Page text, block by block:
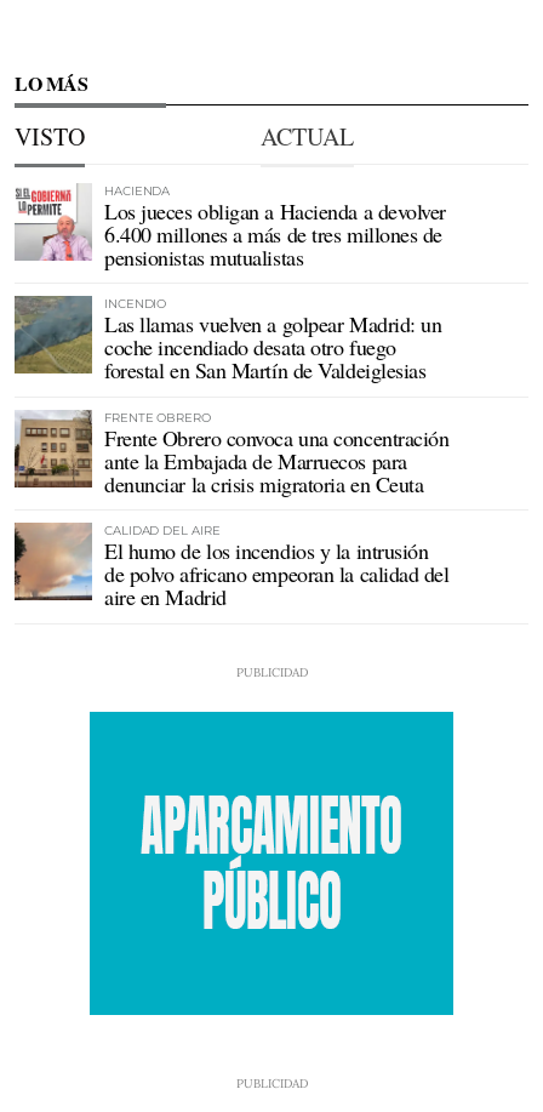
LO MÁS
VISTO ACTUAL
HACIENDA
Los jueces obligan a Hacienda a devolver
6.400 millones a más de tres millones de
pensionistas mutualistas
INCENDIO
Las llamas vuelven a golpear Madrid: un
coche incendiado desata otro fuego
forestal en San Martín de Valdeiglesias
FRENTE OBRERO
Frente Obrero convoca una concentración
ante la Embajada de Marruecos para
denunciar la crisis migratoria en Ceuta
CALIDAD DEL AIRE
El humo de los incendios y la intrusión
de polvo africano empeoran la calidad del
aire en Madrid